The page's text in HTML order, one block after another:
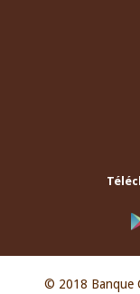
© 2018 Banque